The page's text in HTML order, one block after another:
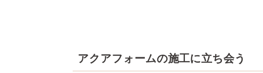
アクアフォームの施工に立ち会う